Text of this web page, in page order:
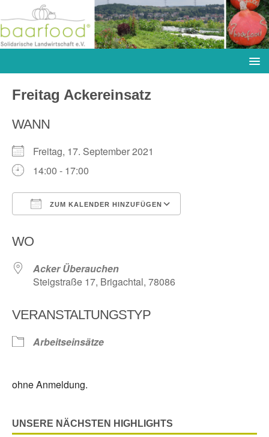
Freitag Ackereinsatz
WANN
Freitag, 17. September 2021
14:00 - 17:00
ZUM KALENDER HINZUFÜGEN
WO
Acker Überauchen
Steigstraße 17, Brigachtal, 78086
VERANSTALTUNGSTYP
Arbeitseinsätze
ohne Anmeldung.
UNSERE NÄCHSTEN HIGHLIGHTS